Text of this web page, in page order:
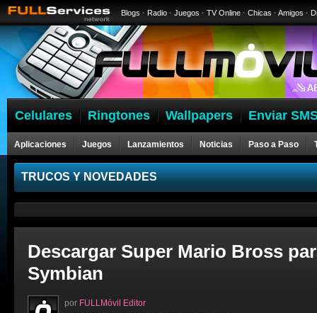
Blogs · Radio · Juegos · TV Online · Chicas · Amigos ·
Celulares Ringtones Wallpapers Enviar
Aplicaciones Juegos Lanzamientos Noticias Paso a Paso
Celulares
TRUCOS Y NOVEDADES
Descargar Super Mario Bross
Symbian
por FULLMóvil Editor